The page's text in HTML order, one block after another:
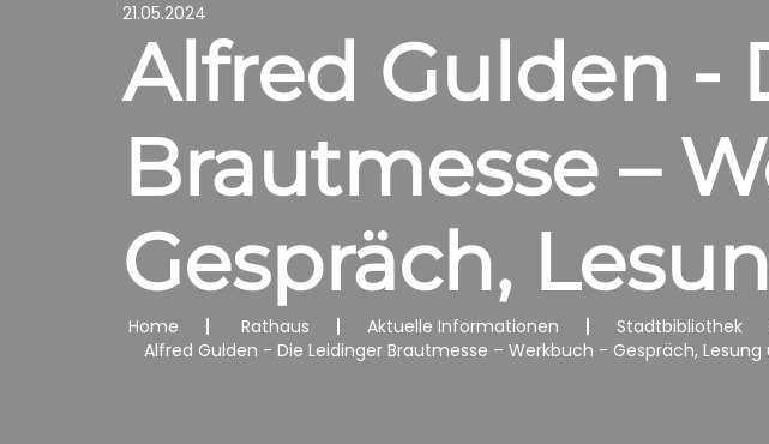
21.05.2024
Alfred Gulden -
Brautmesse –
Gespräch,
Home Rathaus Aktuelle Informationen
Stadtbibliothek
Alfred Gulden - Die Leidinger Brautmesse – Werkbuch - Gespräch, Lesung